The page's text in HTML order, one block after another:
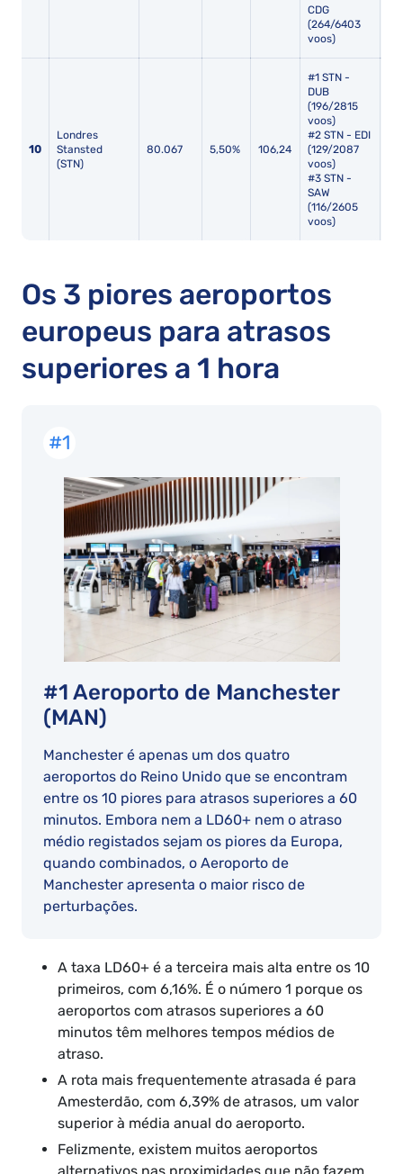
CDG
(264/6403
voos)
10
Londres
Stansted
(STN)
80.067 5,50% 106,24
#1 STN -
DUB
(196/2815
voos)
#2 STN - EDI
(129/2087
voos)
#3 STN -
SAW
(116/2605
voos)
Os 3 piores aeroportos
europeus para atrasos
superiores a 1 hora
#1
#1 Aeroporto de Manchester
(MAN)
Manchester é apenas um dos quatro
aeroportos do Reino Unido que se encontram
entre os 10 piores para atrasos superiores a 60
minutos. Embora nem a LD60+ nem o atraso
médio registados sejam os piores da Europa,
quando combinados, o Aeroporto de
Manchester apresenta o maior risco de
perturbações.
A taxa LD60+ é a terceira mais alta entre os 10
primeiros, com 6,16%. É o número 1 porque os
aeroportos com atrasos superiores a 60
minutos têm melhores tempos médios de
atraso.
A rota mais frequentemente atrasada é para
Amesterdão, com 6,39% de atrasos, um valor
superior à média anual do aeroporto.
Felizmente, existem muitos aeroportos
alternativos nas proximidades que não fazem